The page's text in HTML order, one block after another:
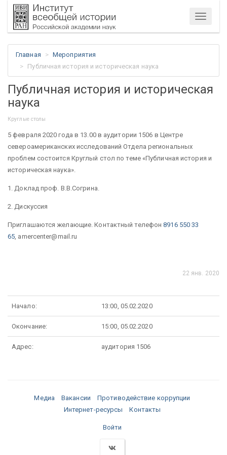
Меню
Главная
Мероприятия
Публичная история и историческая наука
Публичная история и историческая
наука
Круглые столы
5 февраля 2020 года в 13.00 в аудитории 1506 в Центре
североамериканских исследований Отдела региональных
проблем состоится Круглый стол по теме «Публичная история и
историческая наука».
1. Доклад проф. В.В.Согрина.
2. Дискуссия
Приглашаются желающие. Контактный телефон8916 550 33
65, amercenter@mail.ru
22 янв. 2020
Начало: 13:00, 05.02.2020
Окончание: 15:00, 05.02.2020
Адрес: аудитория 1506
Медиа Вакансии
Противодействие коррупции
Интернет-ресурсы
Контакты
Войти